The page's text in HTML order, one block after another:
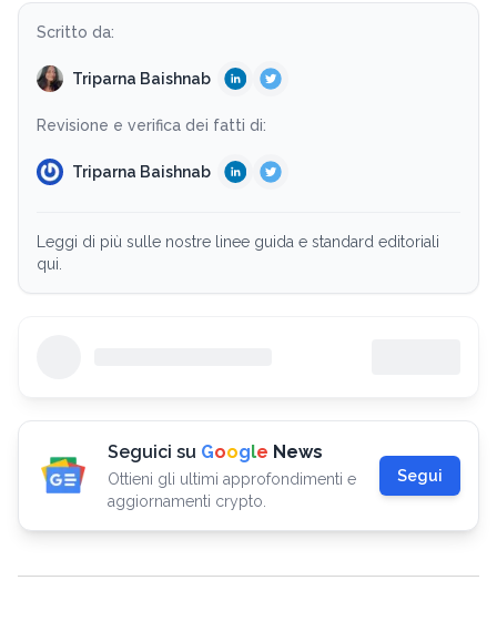
Scritto da:
Triparna Baishnab
Revisione e verifica dei fatti di:
Triparna Baishnab
Leggi di più sulle nostre linee guida e standard editoriali
qui.
Seguici su Google News
Ottieni gli ultimi approfondimenti e
aggiornamenti crypto.
Segui